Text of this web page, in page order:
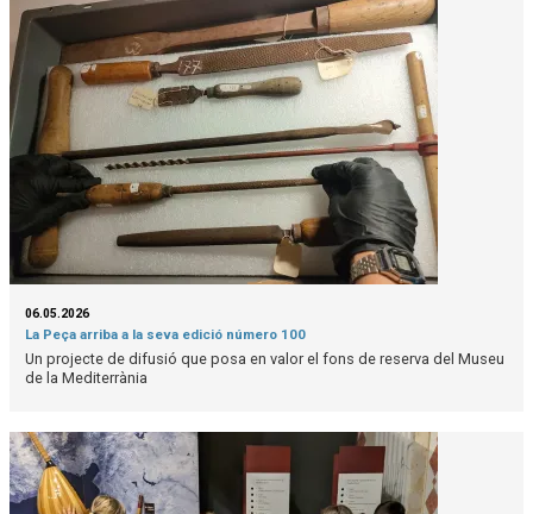
06.05.2026
La Peça arriba a la seva edició número 100
Un projecte de difusió que posa en valor el fons de reserva del Museu
de la Mediterrània